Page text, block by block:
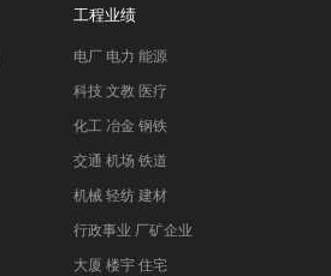
工程业绩
电厂 电力 能源
科技 文教 医疗
化工 冶金 钢铁
交通 机场 铁道
机械 轻纺 建材
行政事业 厂矿企业
大厦 楼宇 住宅